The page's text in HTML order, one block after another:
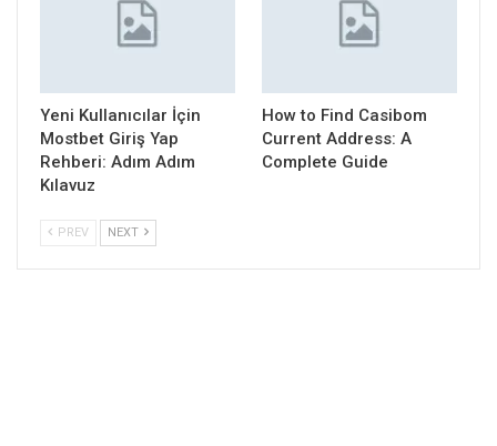
Yeni Kullanıcılar İçin
Mostbet Giriş Yap
Rehberi: Adım Adım
Kılavuz
How to Find Casibom
Current Address: A
Complete Guide
PREV NEXT